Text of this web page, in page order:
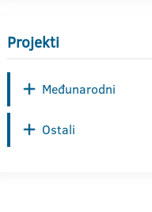
Projekti
Međunarodni
Ostali